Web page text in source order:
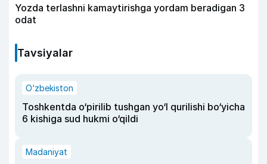
Yozda terlashni kamaytirishga yordam beradigan 3
odat
Tavsiyalar
O‘zbekiston
Toshkentda o‘pirilib tushgan yo‘l qurilishi bo‘yicha
6 kishiga sud hukmi o‘qildi
Madaniyat